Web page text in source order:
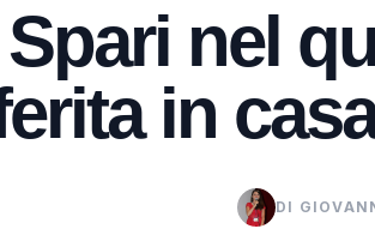
Spari nel
in
DI